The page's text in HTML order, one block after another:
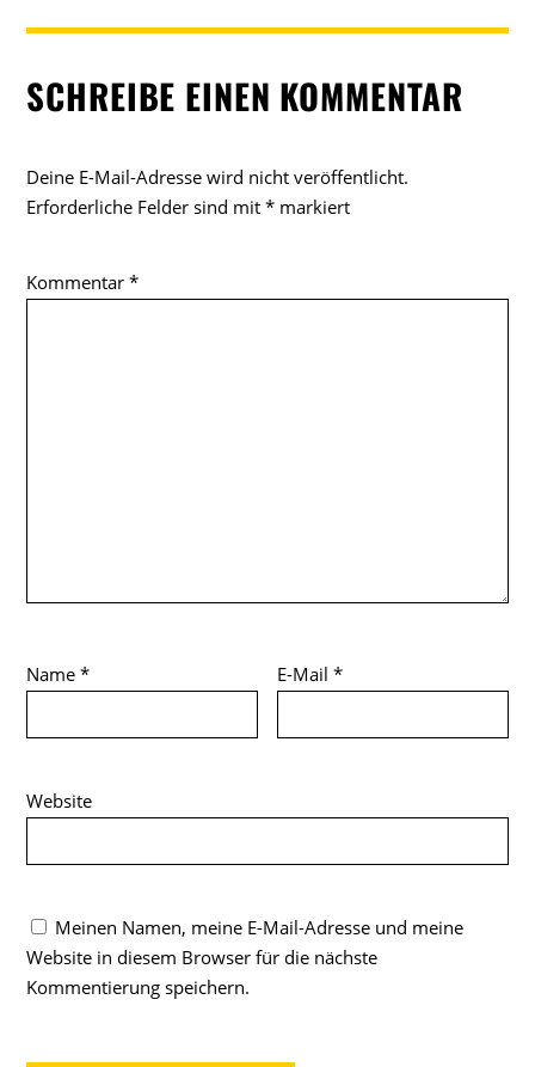
SCHREIBE EINEN KOMMENTAR
Deine E-Mail-Adresse wird nicht veröffentlicht.
Erforderliche Felder sind mit* markiert
Kommentar*
Name* E-Mail*
Website
Meinen Namen, meine E-Mail-Adresse und meine
Website in diesem Browser für die nächste
Kommentierung speichern.